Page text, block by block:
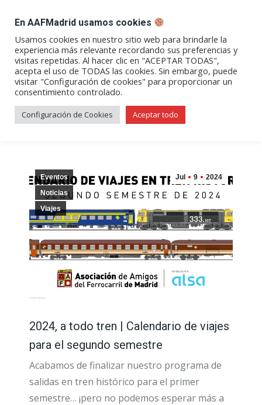
Abrir
enlace
en
una
ventana/pestaña
Abrir
enlace
en
una
ventana/pestaña
Abrir
enlace
en
una
ventana/pestaña
Abrir
enlace
en
una
Abrir
enlace
en
una
Archivos de etiqueta:tren de
los 80
Jul 9 2024
Eventos
Noticias
Viajes
2024, a todo tren | Calendario de viajes
para el segundo semestre
Acabamos de finalizar nuestro programa de
salidas en tren histórico para el primer
semestre… ¡pero no podemos esperar más a
En AAFMadrid usamos cookies
Usamos cookies en nuestro sitio web para brindarle la
experiencia más relevante recordando sus preferencias y
visitas repetidas. Al hacer clic en "ACEPTAR TODAS",
acepta el uso de TODAS las cookies. Sin embargo, puede
visitar "Configuración de cookies" para proporcionar un
consentimiento controlado.
Configuración de Cookies Aceptar todo